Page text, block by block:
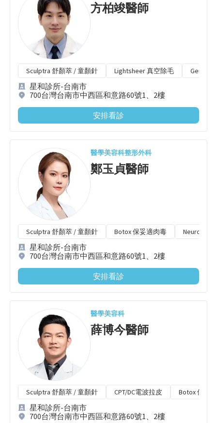
方柏竣醫師
Sculptra 舒顏萃 / 童顏針 Lightsheer 真空除毛
星和診所-台南市
700台灣台南市中西區和意路60號1、2樓
安排看診
醫學美容科整形外科
鄭玉貞醫師
Sculptra 舒顏萃 / 童顏針 Botox 保妥適肉毒 Neuronox
星和診所-台南市
700台灣台南市中西區和意路60號1、2樓
安排看診
醫學美容科
薛博今醫師
Sculptra 舒顏萃 / 童顏針 CPT/DC電波拉皮 Botox 保妥
星和診所-台南市
700台灣台南市中西區和意路60號1、2樓